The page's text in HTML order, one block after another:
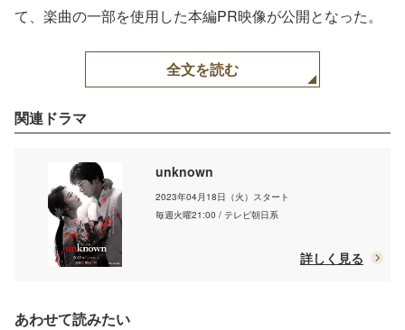
て、楽曲の一部を使用した本編PR映像が公開となった。
全文を読む
関連ドラマ
unknown
2023年04月18日（火）スタート
毎週火曜21:00 / テレビ朝日系
詳しく見る
あわせて読みたい